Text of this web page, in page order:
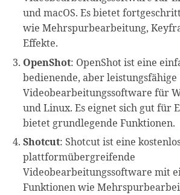
und macOS. Es bietet
wie Mehrspurbearbeitung,
Effekte.
OpenShot: OpenShot ist eine
bedienende, aber leistungsfähige
Videobearbeitungssoftware für
und Linux. Es eignet sich gut für
bietet grundlegende Funktionen.
Shotcut: Shotcut ist eine
plattformübergreifende
Videobearbeitungssoftware mit
Funktionen wie